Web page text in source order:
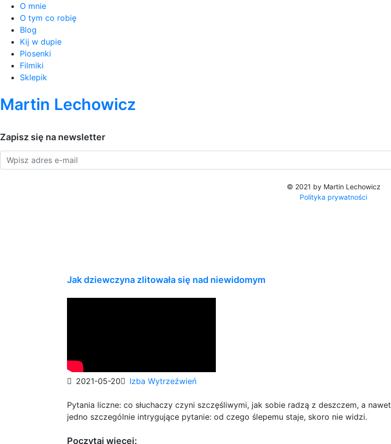
O mnie
O tym co robię
Blog
Kij w dupie
Piosenki
Filmiki
Sklepik
Martin Lechowicz
Zapisz się na newsletter
© 2021 by Martin Lechowicz
Polityka prywatności
Jak dziewczyna zlitowała się nad niewidomym
2021-05-20 Izba Wytrzeźwień
Pytania liczne: co słuchaczy czyni szczęśliwymi, jak sobie radzą z deszczem, a nawet
jedno szczególnie intrygujące pytanie: od czego ślepemu staje, skoro nie widzi.
Poczytaj więcej: